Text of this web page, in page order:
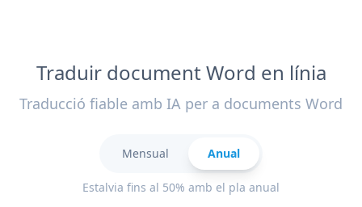
Traduir document Word en línia
Traducció fiable amb IA per a documents Word
Mensual Anual
Estalvia fins al 50% amb el pla anual